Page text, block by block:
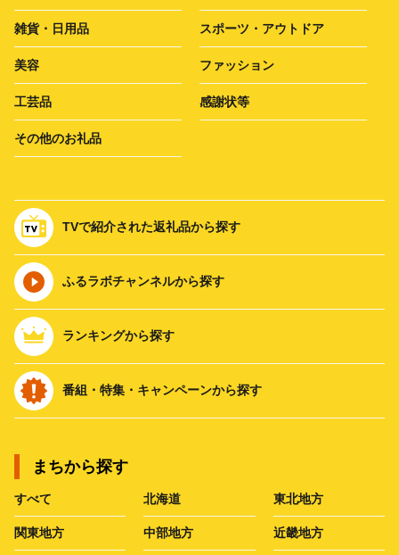
雑貨・日用品 スポーツ・アウトドア
美容 ファッション
工芸品 感謝状等
その他のお礼品
TVで紹介された返礼品から探す
ふるラボチャンネルから探す
ランキングから探す
番組・特集・キャンペーンから探す
まちから探す
すべて 北海道 東北地方
関東地方 中部地方 近畿地方